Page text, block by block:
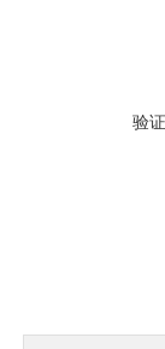
验